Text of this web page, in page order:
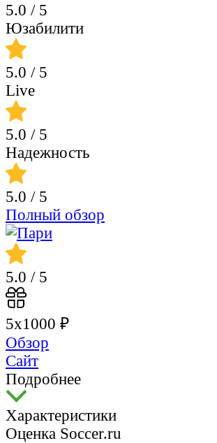
5.0 / 5
Юзабилити
5.0 / 5
Live
5.0 / 5
Надежность
5.0 / 5
Полный обзор
5.0 / 5
5х1000 ₽
Обзор
Сайт
Подробнее
Характеристики
Оценка Soccer.ru